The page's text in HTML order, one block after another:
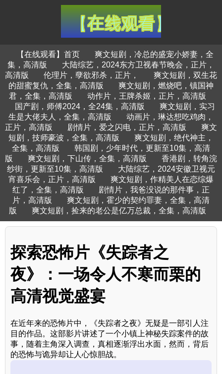
【在线观看】首页
爽文短剧，冷总的盛宠小娇妻，全
集，高清版
大陆综艺，2024东方卫视春节晚会，正片，
高清版
伦理片，孽欲邪杀，正片，
爽文短剧，双生花
的甜蜜复仇，全集，高清版
爽文短剧，燃烧吧，镇国神
君，全集，高清版
动作片，王牌杀姬，正片，高清版
国产剧，师傅2024，全24集，高清版
爽文短剧，实习
生是大佬夫人，全集，高清版
动画片，琳达想吃鸡肉，
正片，高清版
剧情片，爱之闪电，正片，高清版
爽文
短剧，技师豪波，全集，高清版
爽文短剧，绝代神主，
全集，高清版
韩国剧，少年时代，更新至10集，高清
版
爽文短剧，下山传，全集，高清版
香港剧，转角浣
纱街，更新至10集，高清版
大陆综艺，2024安徽卫视元
宵喜乐会，正片，高清版
爽文短剧，作精美人在恋综爆
红了，全集，高清版
剧情片，我爸没说的那件事，正
片，高清版
爽文短剧，霍少的契约罪妻，全集，高清
版
爽文短剧，捡来的老公是亿万总裁，全集，高清版
探索恐怖片《失踪者之
夜》：一场令人不寒而栗的
高清视觉盛宴
在近年来的恐怖片中，《失踪者之夜》无疑是一部引人注
目的作品。这部影片讲述了一个小镇上神秘失踪案件的故
事，随着主角深入调查，真相逐渐浮出水面，然而，背后
的恐怖与诡异却让人心惊胆战。